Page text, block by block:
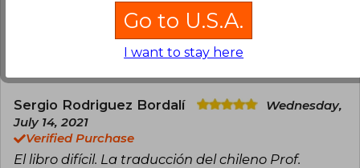
This review is useful 0
Sergio Rodriguez Bordalí
Wednesday,
July 14, 2021
Verified Purchase
El libro difícil. La traducción del chileno Prof.
Go to U.S.A.
I want to stay here